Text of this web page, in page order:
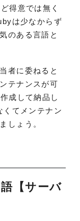
得意では無く
は少なからず
のある言語と
者に委ねると
テナンスが可
成して納品し
くてメンテナン
しょう。
【 サーバ